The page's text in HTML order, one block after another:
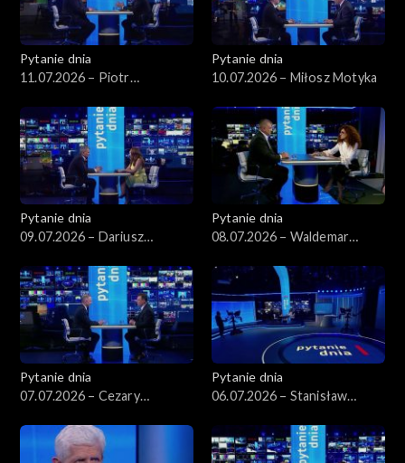
Pytanie dnia
11.07.2026 – Piotr
Pytanie dnia
10.07.2026 – Miłosz Motyka
Pytanie dnia
09.07.2026 – Dariusz
Pytanie dnia
08.07.2026 – Waldemar
Pytanie dnia
07.07.2026 – Cezary
Pytanie dnia
06.07.2026 – Stanisław